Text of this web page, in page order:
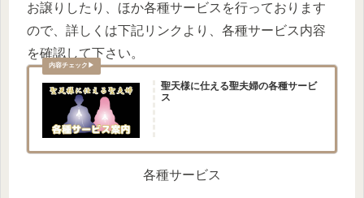
お譲りしたり、ほか各種サービスを行っております
ので、詳しくは下記リンクより、各種サービス内容
を確認して下さい。
聖天様に仕える聖夫婦の各種サービ
ス
各種サービス